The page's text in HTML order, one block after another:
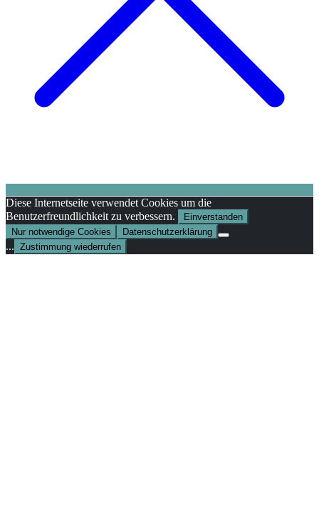
Diese Internetseite verwendet Cookies um die
Benutzerfreundlichkeit zu verbessern.
Einverstanden
Nur notwendige Cookies
Datenschutzerklärung
... Zustimmung wiederrufen